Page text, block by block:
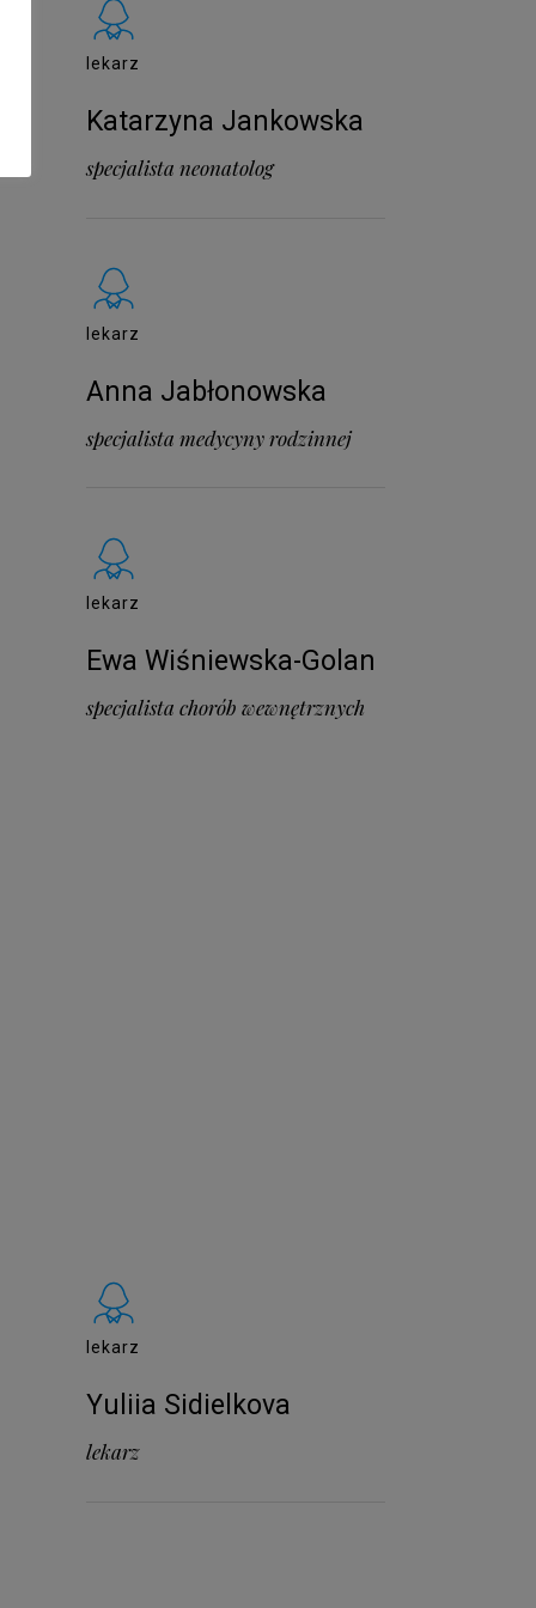
lekarz
Katarzyna Jankowska
specjalista neonatolog
lekarz
Anna Jabłonowska
specjalista medycyny rodzinnej
lekarz
Ewa Wiśniewska-Golan
specjalista chorób wewnętrznych
lekarz
Yuliia Sidielkova
lekarz